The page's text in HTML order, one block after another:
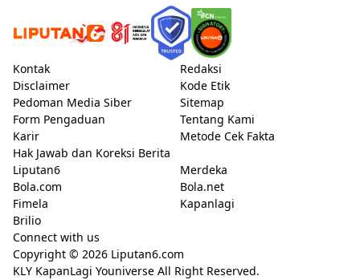
Kontak
Redaksi
Disclaimer
Kode Etik
Pedoman Media Siber
Sitemap
Form Pengaduan
Tentang Kami
Karir
Metode Cek Fakta
Hak Jawab dan Koreksi Berita
Liputan6
Merdeka
Bola.com
Bola.net
Fimela
Kapanlagi
Brilio
Connect with us
Copyright © 2026 Liputan6.com
KLY KapanLagi Youniverse All Right Reserved.